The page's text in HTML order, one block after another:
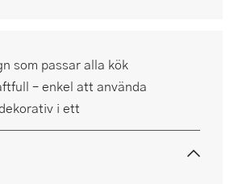
som passar alla kök
– enkel att använda
i ett